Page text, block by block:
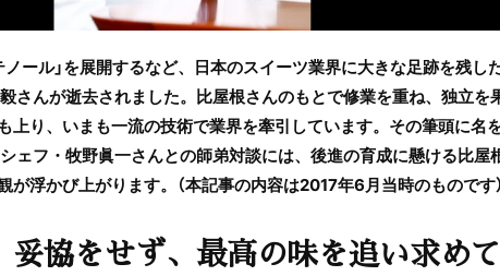
ノール」を展開するなど、日本のスイーツ業界に大きな足跡を残し
さんが逝去されました。比屋根さんのもとで修業を重ね、独立を
上り、いまも一流の技術で業界を牽引しています。その筆頭に名
ェフ・牧野眞一さんとの師弟対談には、後進の育成に懸ける比屋
が浮かび上がります。（本記事の内容は2017年6月当時のものです）
妥協をせず、最高の味を追い求め